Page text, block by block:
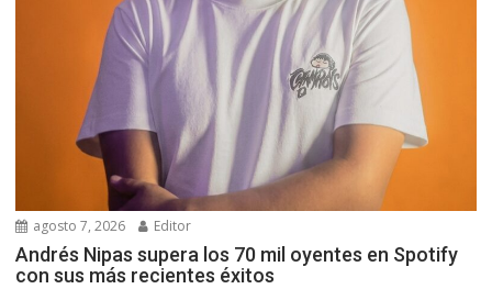
agosto 7, 2026 Editor
Andrés Nipas supera los 70 mil oyentes en Spotify
con sus más recientes éxitos